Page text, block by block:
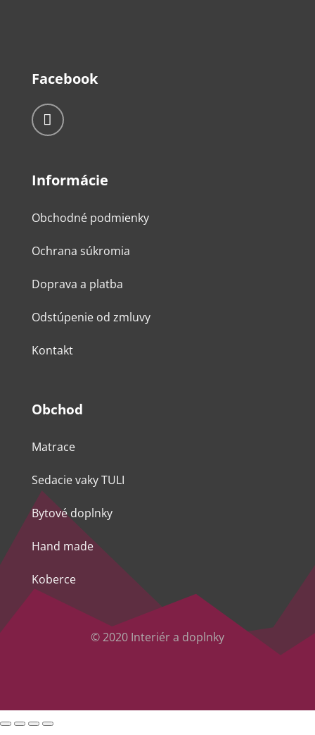
Facebook
Informácie
Obchodné podmienky
Ochrana súkromia
Doprava a platba
Odstúpenie od zmluvy
Kontakt
Obchod
Matrace
Sedacie vaky TULI
Bytové doplnky
Hand made
Koberce
© 2020 Interiér a doplnky